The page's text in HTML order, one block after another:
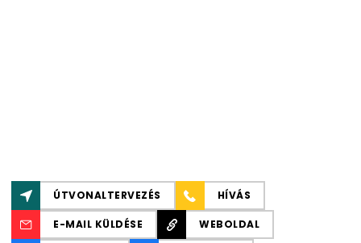
ÚTVONALTERVEZÉS HÍVÁS
E-MAIL KÜLDÉSE WEBOLDAL